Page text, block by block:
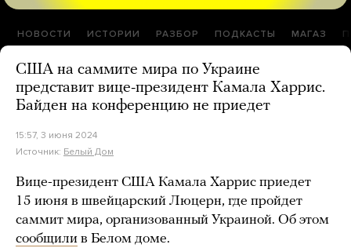
НОВОСТИ ИСТОРИИ РАЗБОР ПОДКАСТЫ МАГАЗ
США на саммите мира по Украине
представит вице-президент Камала Харрис.
Байден на конференцию не приедет
15:57, 3 июня 2024
Источник: Белый Дом
Вице-президент США Камала Харрис приедет
15 июня в швейцарский Люцерн, где пройдет
саммит мира, организованный Украиной. Об этом
сообщили в Белом доме.